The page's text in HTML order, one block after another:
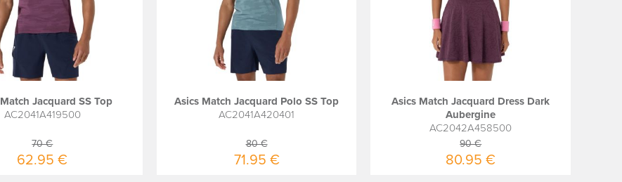
Jacquard SS Top
AC2041A419500
70 €
62.95 €
Asics Match Jacquard Polo SS Top
AC2041A420401
80 €
71.95 €
Asics Match Jacquard Dress Dark
Aubergine
AC2042A458500
90 €
80.95 €